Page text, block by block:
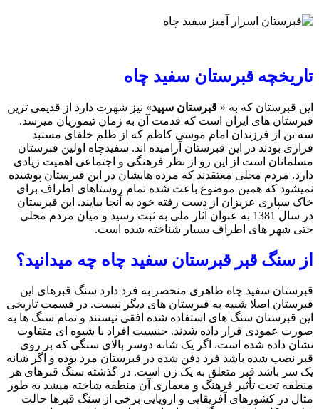
تاریخچه قبرستان سفید چاه
این قبرستان که به « قبرستان سپید» نیز شهرت دارد از قدیمی ترین
قبرستان های ایران است که قدمت آن به زمان تیموریان میرسد.
سه تن از فرزندان امام موسی کاظم که از ظلم خلفای مستبد
فراری بودند در این قبرستان آرامیده اند. سفیدچاه اولین قبرستان
مسلمانان است از این رو از نظر فرهنگی و اجتماعی اهمیت زیادی
دارد. مردم محلی معتقدند که مرده هایشان در این قبرستان پوشیده
نمیشود که همین موضوع باعث شده تمام روستاهای اطراف برای
خاک سپاری عزیزان از دست رفته خود به آنجا بیایند. این قبرستان
در سال 1381 به عنوان آثار ملی به ثبت رسید و میان مردم محلی
حتی شهر های اطراف بسیار شناخته شده است.
از سنگ قبر قبرستان سفید چاه چه میدانید؟
قبرستان سفید چاه ظاهری منحصر به فرد دارد سنگ قبرهای این
قبرستان اصلا شبیه به قبرستان های دیگر نیست. در قسمت تاریخی
این قبرستان سنگ های استفاده شده افقی نیستند و تمام سنگ ها به
صورت عمودی قرار داده شدند. جنسیت افراد با شیوه ای متفاوت
نشان داده شده است. اگر یک شانه دوسر بالای سنگی که بر روی
قبر نصب شده باشد فرد دفن شده در قبرستان مرد بوده و اگر شانه
یک سر باشد قبر متعلق به یک زن است. در گذشته سنگ قبرهای هر
منطقه تحت تأثیر فرهنگ و معماری آن منطقه شاخته میشد به طور
مثال در کشورهای آفریقایی و اروپایی برخی از سنگ قبرها حالت